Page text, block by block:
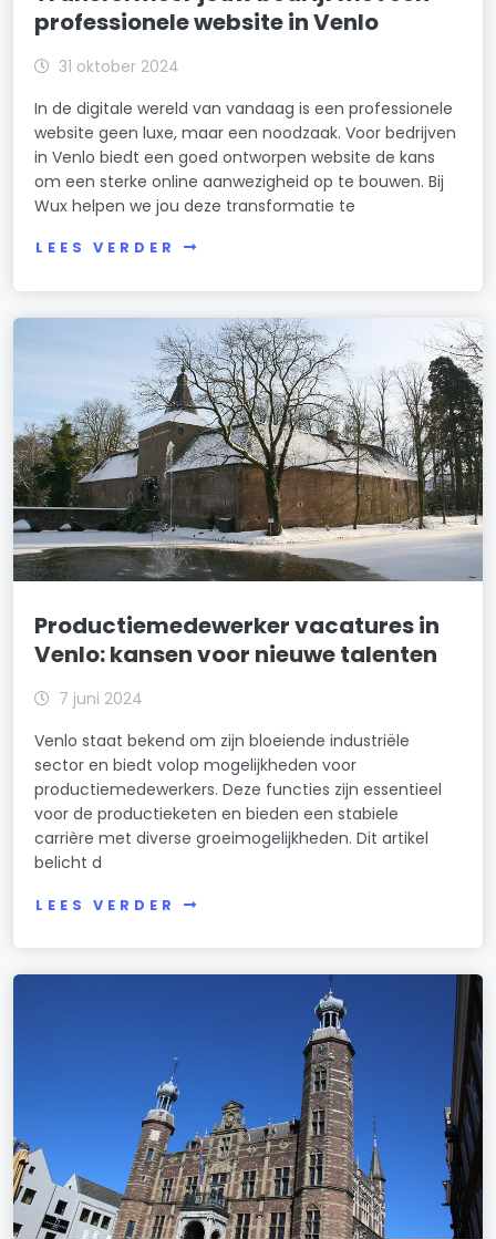
professionele website in Venlo
31 oktober 2024
In de digitale wereld van vandaag is een professionele
website geen luxe, maar een noodzaak. Voor bedrijven
in Venlo biedt een goed ontworpen website de kans
om een sterke online aanwezigheid op te bouwen. Bij
Wux helpen we jou deze transformatie te
LEES VERDER
Productiemedewerker vacatures in
Venlo: kansen voor nieuwe talenten
7 juni 2024
Venlo staat bekend om zijn bloeiende industriële
sector en biedt volop mogelijkheden voor
productiemedewerkers. Deze functies zijn essentieel
voor de productieketen en bieden een stabiele
carrière met diverse groeimogelijkheden. Dit artikel
belicht d
LEES VERDER